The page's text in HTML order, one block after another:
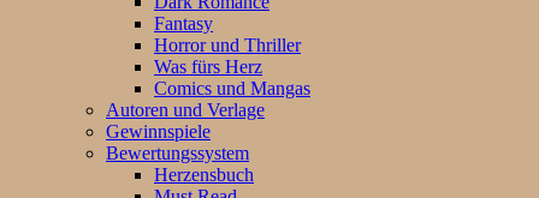
Fantasy
Horror und Thriller
Was fürs Herz
Comics und Mangas
Autoren und Verlage
Gewinnspiele
Bewertungssystem
Herzensbuch